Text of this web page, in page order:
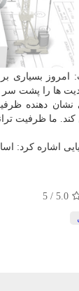
بسیاری بر
ها را پشت
رشد ۵ درصدی صادرات
ما ظرفیت
اشاره كرد:
5.0
/
5